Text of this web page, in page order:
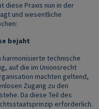
diese Praxis nun in der
und wesentliche
bejaht
technische
auf die im Unionsrecht
machten geltend,
Zugang zu den
Da diese Teil des
erforderlich.